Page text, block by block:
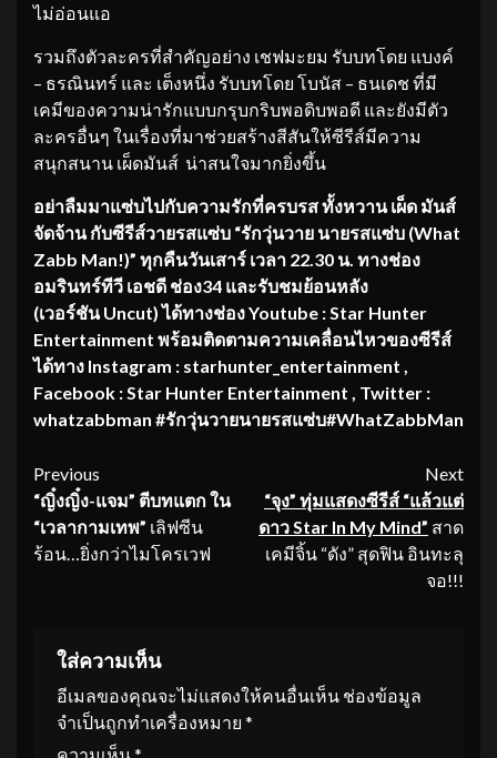
ไม่อ่อนแอ
รวมถึงตัวละครที่สำคัญอย่าง เชฟมะยม รับบทโดย แบงค์
– ธรณินทร์ และ เต็งหนึ่ง รับบทโดย โบนัส – ธนเดช ที่มี
เคมีของความน่ารักแบบกรุบกริบพอดิบพอดี และยังมีตัว
ละครอื่นๆ ในเรื่องที่มาช่วยสร้างสีสันให้ซีรีส์มีความ
สนุกสนาน เผ็ดมันส์ น่าสนใจมากยิ่งขึ้น
อย่าลืมมาแซ่บไปกับความรักที่ครบรส ทั้งหวาน เผ็ด มันส์
จัดจ้าน กับซีรีส์วายรสแซ่บ “รักวุ่นวาย นายรสแซ่บ (What
Zabb Man!)” ทุกคืนวันเสาร์ เวลา 22.30 น. ทางช่อง
อมรินทร์ทีวี เอชดี ช่อง34 และรับชมย้อนหลัง
(เวอร์ชันUncut)ได้ทางช่องYoutube : Star Hunter
Entertainment พร้อมติดตามความเคลื่อนไหวของซีรีส์
ได้ทาง Instagram : starhunter_entertainment ,
Facebook : Star Hunter Entertainment , Twitter :
whatzabbman #รักวุ่นวายนายรสแซ่บ#WhatZabbMan
Continue
Reading
Previous
“ญิ๋งญิ๋ง-แจม” ตีบทแตก ใน
“เวลากามเทพ” เลิฟซีน
ร้อน…ยิ่งกว่าไมโครเวฟ
Next
“จุง” ทุ่มแสดงซีรีส์ “แล้วแต่
ดาว Star In My Mind” สาด
เคมีจิ้น “ดัง” สุดฟิน อินทะลุ
จอ!!!
ใส่ความเห็น
อีเมลของคุณจะไม่แสดงให้คนอื่นเห็น ช่องข้อมูล
จำเป็นถูกทำเครื่องหมาย *
ความเห็น *